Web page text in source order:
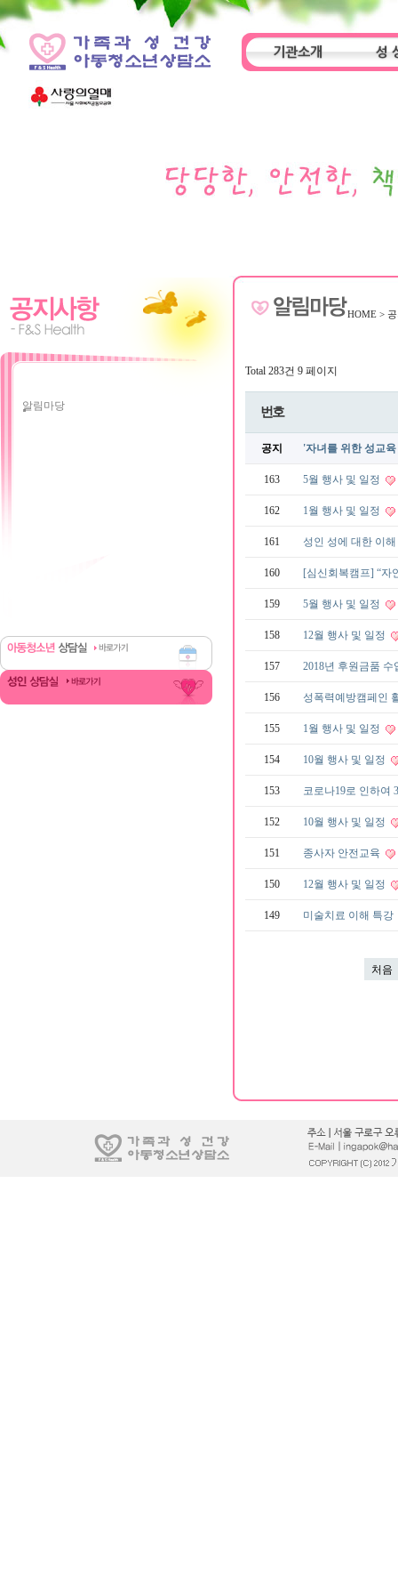
기관소개 성
알림마당
HOME >
Total 283건 9 페이지
번호
공지 '자녀를 위한 성교
163 5월 행사 및 일정
162 1월 행사 및 일정
161 성인 성에 대한 이해
160 [심신회복캠프] “자
159 5월 행사 및 일정
158 12월 행사 및 일정
157 2018년 후원금품
156 성폭력예방캠페인
155 1월 행사 및 일정
154 10월 행사 및 일정
153 코로나19로 인하여
152 10월 행사 및 일정
151 종사자 안전교육
150 12월 행사 및 일정
149 미술치료 이해 특강
처음